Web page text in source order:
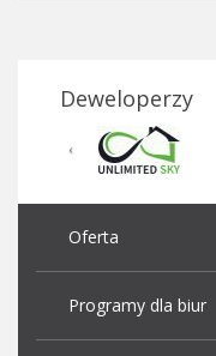
Deweloperzy
Oferta
Programy dla biur